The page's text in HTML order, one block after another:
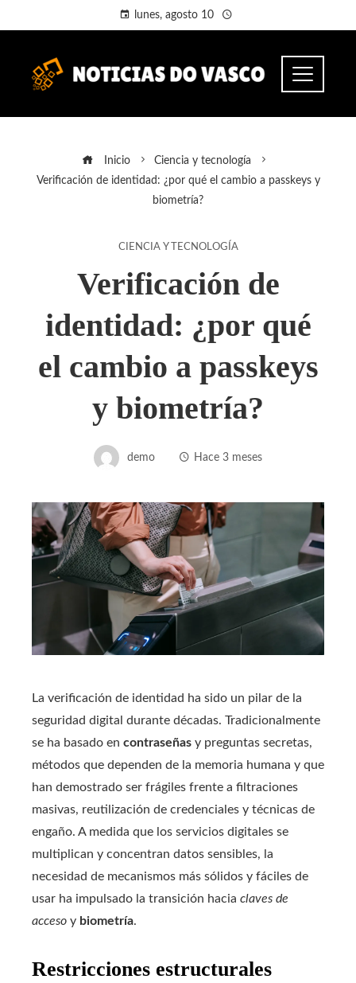
lunes, agosto 10
Inicio
Ciencia y tecnología
Verificación de identidad: ¿por qué el cambio a passkeys y
biometría?
CIENCIA Y TECNOLOGÍA
Verificación de
identidad: ¿por qué
el cambio a passkeys
y biometría?
demo Hace 3 meses
La verificación de identidad ha sido un pilar de la
seguridad digital durante décadas. Tradicionalmente
se ha basado en contraseñas y preguntas secretas,
métodos que dependen de la memoria humana y que
han demostrado ser frágiles frente a filtraciones
masivas, reutilización de credenciales y técnicas de
engaño. A medida que los servicios digitales se
multiplican y concentran datos sensibles, la
necesidad de mecanismos más sólidos y fáciles de
usar ha impulsado la transición hacia claves de
acceso y biometría.
Restricciones estructurales